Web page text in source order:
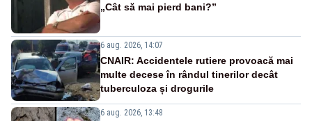
„Cât să mai pierd bani?”
6 aug. 2026, 14:07
CNAIR: Accidentele rutiere provoacă mai
multe decese în rândul tinerilor decât
tuberculoza și drogurile
6 aug. 2026, 13:48